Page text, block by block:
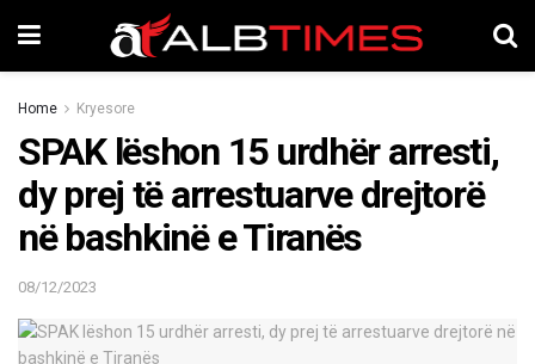
Home Kryesore
SPAK lëshon 15 urdhër arresti,
dy prej të arrestuarve drejtorë
në bashkinë e Tiranës
08/12/2023